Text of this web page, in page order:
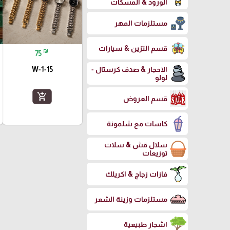
الورود & المسكات
مستلزمات المهر
قسم التزين & سيارات
الاحجار & صدف كرستال -
لولو
قسم العروض
كاسات مع شلمونة
سلال قش & سلات
توزيعات
فازات زجاج & اكريلك
مستلزمات وزينة الشعر
اشجار طبيعية
75 ₪
W-1-15
add_shopping_cart